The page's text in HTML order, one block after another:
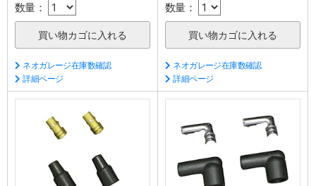
数量：
ネオガレージ在庫数確認
詳細ページ
数量：
ネオガレージ在庫数確認
詳細ページ